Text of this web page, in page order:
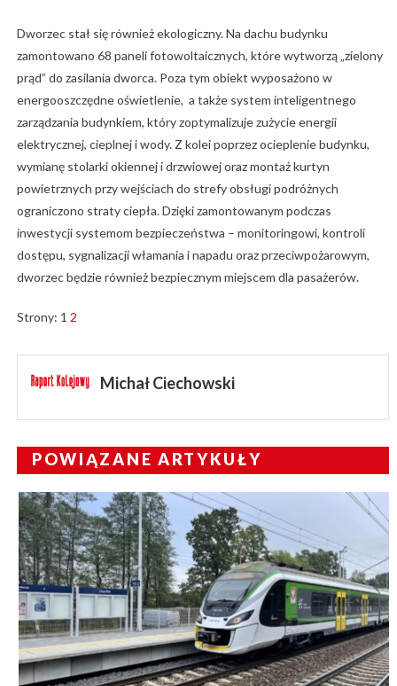
Dworzec stał się również ekologiczny. Na dachu budynku
zamontowano 68 paneli fotowoltaicznych, które wytworzą „zielony
prąd” do zasilania dworca. Poza tym obiekt wyposażono w
energooszczędne oświetlenie, a także system inteligentnego
zarządzania budynkiem, który zoptymalizuje zużycie energii
elektrycznej, cieplnej i wody. Z kolei poprzez ocieplenie budynku,
wymianę stolarki okiennej i drzwiowej oraz montaż kurtyn
powietrznych przy wejściach do strefy obsługi podróżnych
ograniczono straty ciepła. Dzięki zamontowanym podczas
inwestycji systemom bezpieczeństwa – monitoringowi, kontroli
dostępu, sygnalizacji włamania i napadu oraz przeciwpożarowym,
dworzec będzie również bezpiecznym miejscem dla pasażerów.
Strony: 1 2
Michał Ciechowski
POWIĄZANE ARTYKUŁY